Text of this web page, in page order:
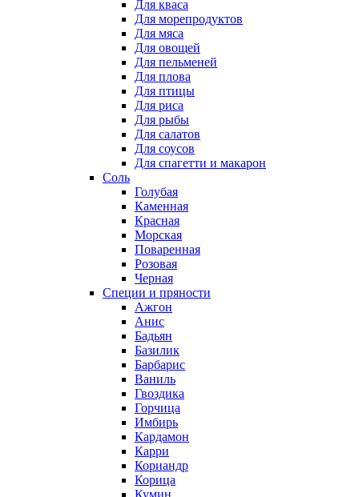
Для кваса
Для морепродуктов
Для мяса
Для овощей
Для пельменей
Для плова
Для птицы
Для риса
Для рыбы
Для салатов
Для соусов
Для спагетти и макарон
Соль
Голубая
Каменная
Красная
Морская
Поваренная
Розовая
Черная
Специи и пряности
Ажгон
Анис
Бадьян
Базилик
Барбарис
Ваниль
Гвоздика
Горчица
Имбирь
Кардамон
Карри
Кориандр
Корица
Кумин